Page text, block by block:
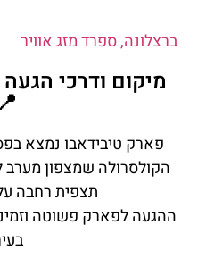
ברצלונה, ספרד מזג אוויר
מיקום ודרכי
📍
הקולסרולה שמצפון
תצפית רחבה
ההגעה לפארק פשוטה